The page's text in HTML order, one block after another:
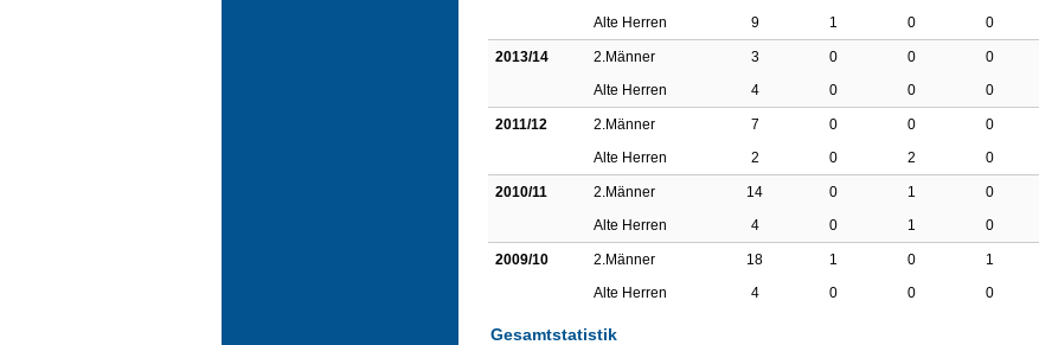
Alte Herren
9 1 0 0
2013/14 2.Männer 3 0 0 0
Alte Herren
4 0 0 0
2011/12 2.Männer 7 0 0 0
Alte Herren
2 0 2 0
2010/11 2.Männer 14 0 1 0
Alte Herren
4 0 1 0
2009/10 2.Männer 18 1 0 1
Alte Herren
4 0 0 0
Gesamtstatistik